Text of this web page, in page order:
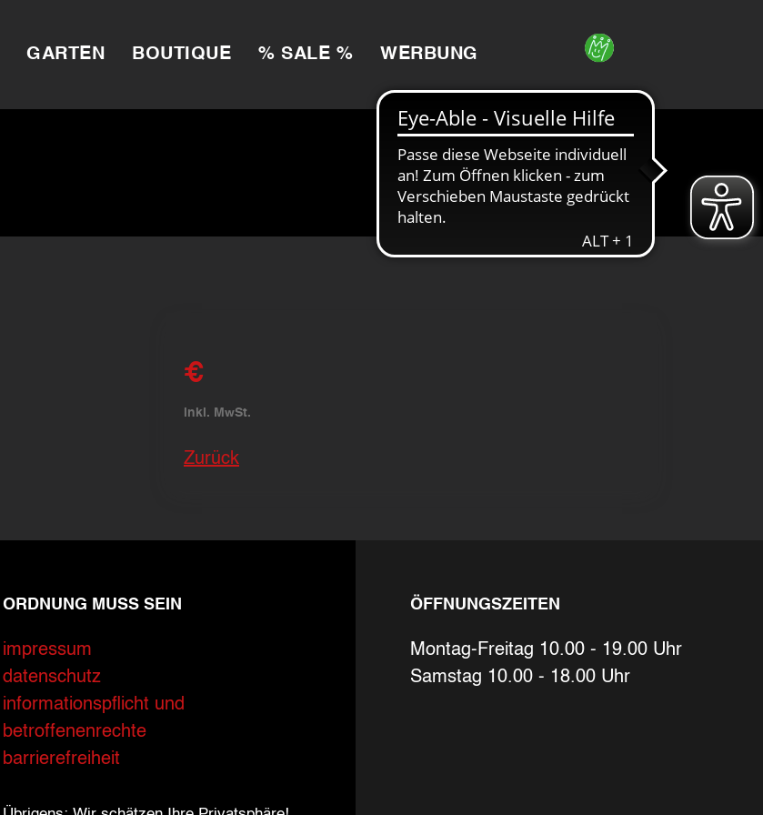
GARTEN BOUTIQUE % SALE % WERBUNG
€
inkl. MwSt.
Zurück
ORDNUNG MUSS SEIN
impressum
datenschutz
informationspflicht und
betroffenenrechte
barrierefreiheit
ÖFFNUNGSZEITEN
Montag-Freitag 10.00 - 19.00 Uhr
Samstag 10.00 - 18.00 Uhr
E-Mail-Adresse *